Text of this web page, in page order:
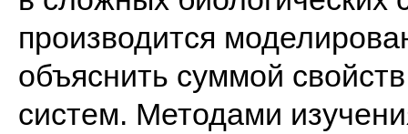
производится
объяснить суммой
систем. Методами